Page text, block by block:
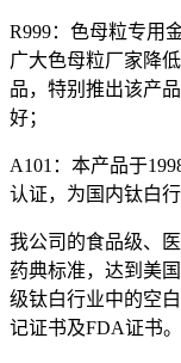
R999：色母粒专用
广大色母粒厂家降
品，特别推出该产
好；
A101：本产品于
认证，为国内钛白行
我公司的食品级、
药典标准，达到美
级钛白行业中的空
记证书及FDA证书。